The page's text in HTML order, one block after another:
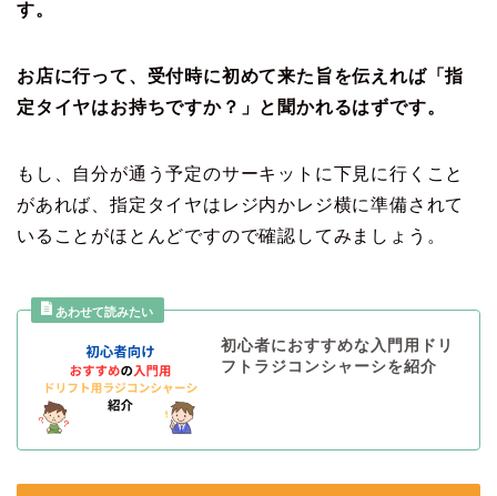
す。
お店に行って、受付時に初めて来た旨を伝えれば「指
定タイヤはお持ちですか？」と聞かれるはずです。
もし、自分が通う予定のサーキットに下見に行くこと
があれば、指定タイヤはレジ内かレジ横に準備されて
いることがほとんどですので確認してみましょう。
初心者におすすめな入門用ドリ
フトラジコンシャーシを紹介